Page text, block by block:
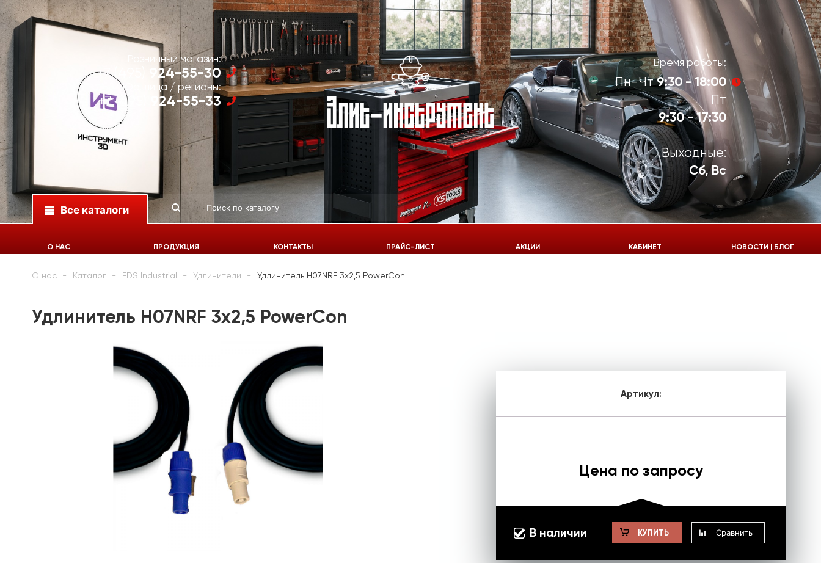
Розничный магазин:
+7 (495) 924-55-30
Юр. лица / регионы:
+7 (495) 924-55-33
Время работы:
Пн-Чт9:30 - 18:00
Пт
9:30 - 17:30
Выходные:
Сб, Вс
Все каталоги
924-55-33
О НАС ПРОДУКЦИЯ КОНТАКТЫ ПРАЙС-ЛИСТ АКЦИИ КАБИНЕТ НОВОСТИ | БЛОГ
О нас Каталог EDS Industrial Удлинители Удлинитель H07NRF 3х2,5 PowerCon
Удлинитель H07NRF 3х2,5 PowerCon
Артикул:
Цена по запросу
В наличии КУПИТЬ Сравнить